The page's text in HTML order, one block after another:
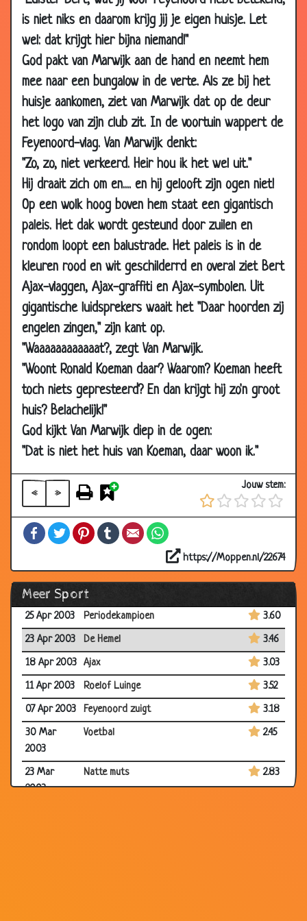
is niet niks en daarom krijg jij je eigen huisje. Let
wel: dat krijgt hier bijna niemand!"
God pakt van Marwijk aan de hand en neemt hem
mee naar een bungalow in de verte. Als ze bij het
huisje aankomen, ziet van Marwijk dat op de deur
het logo van zijn club zit. In de voortuin wappert de
Feyenoord-vlag. Van Marwijk denkt:
"Zo, zo, niet verkeerd. Heir hou ik het wel uit."
Hij draait zich om en.... en hij gelooft zijn ogen niet!
Op een wolk hoog boven hem staat een gigantisch
paleis. Het dak wordt gesteund door zuilen en
rondom loopt een balustrade. Het paleis is in de
kleuren rood en wit geschilderrd en overal ziet Bert
Ajax-vlaggen, Ajax-graffiti en Ajax-symbolen. Uit
gigantische luidsprekers waait het "Daar hoorden zij
engelen zingen," zijn kant op.
"Waaaaaaaaaaaat?, zegt Van Marwijk.
"Woont Ronald Koeman daar? Waarom? Koeman heeft
toch niets gepresteerd? En dan krijgt hij zo'n groot
huis? Belachelijk!"
God kijkt Van Marwijk diep in de ogen:
"Dat is niet het huis van Koeman, daar woon ik."
« »
Jouw stem:
FacebookTwitterPinterestTumblrEmail
https://Moppen.nl/22674
Meer Sport
27 Mar
Penalty
26 Mar
2006
Vissen
24 Mar
2006
23 Mar
2006
Ajax
20 Mar
2006
Een speciale hond 3.78
19 Mar
2006
WK Voetbal
23 Nov 2003 Feyenoord
3.25
23 Nov 2003
Eredivisie club
3.54
08 Nov
2003
Feyenoord
2003
Feyenoord
10 Jul 2003 Seedorf
2.78
Boksers
30 Jun 2003
Domme voetballer
02 Jun 2003
Voetbal
3.19
2003
2003
2.37
29 Apr 2003 MVV
25 Apr 2003
Periodekampioen
3.60
23 Apr 2003
De Hemel
3.46
18 Apr 2003
Ajax
3.03
11 Apr 2003
Roelof Luinge
3.52
07 Apr 2003
Feyenoord zuigt
3.18
30 Mar
2003
Voetbal 2.45
23 Mar
2003
Natte muts 2.83